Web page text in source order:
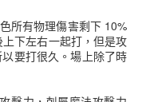
所有物理傷害剩下 10%
下左右一起打，但是攻
要打很久。場上除了時